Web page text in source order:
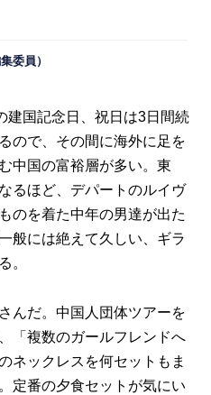
委員）
建国記念日、祝日は3日間続
ので、その間に海外に足を
中国の富裕層が多い。東
るほど、デパートのルイヴ
のを着た中年の男達が出た
般には絶えて久しい、ギラ
。
んだ。中国人団体ツアーを
「複数のガールフレンドへ
ネックレスを何セットもま
定番の夕食セットが気にい